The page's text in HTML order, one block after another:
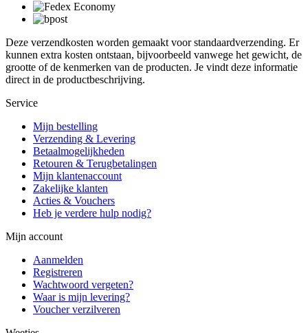
Deze verzendkosten worden gemaakt voor standaardverzending. Er
kunnen extra kosten ontstaan, bijvoorbeeld vanwege het gewicht, de
grootte of de kenmerken van de producten. Je vindt deze informatie
direct in de productbeschrijving.
Service
Mijn bestelling
Verzending & Levering
Betaalmogelijkheden
Retouren & Terugbetalingen
Mijn klantenaccount
Zakelijke klanten
Acties & Vouchers
Heb je verdere hulp nodig?
Mijn account
Aanmelden
Registreren
Wachtwoord vergeten?
Waar is mijn levering?
Voucher verzilveren